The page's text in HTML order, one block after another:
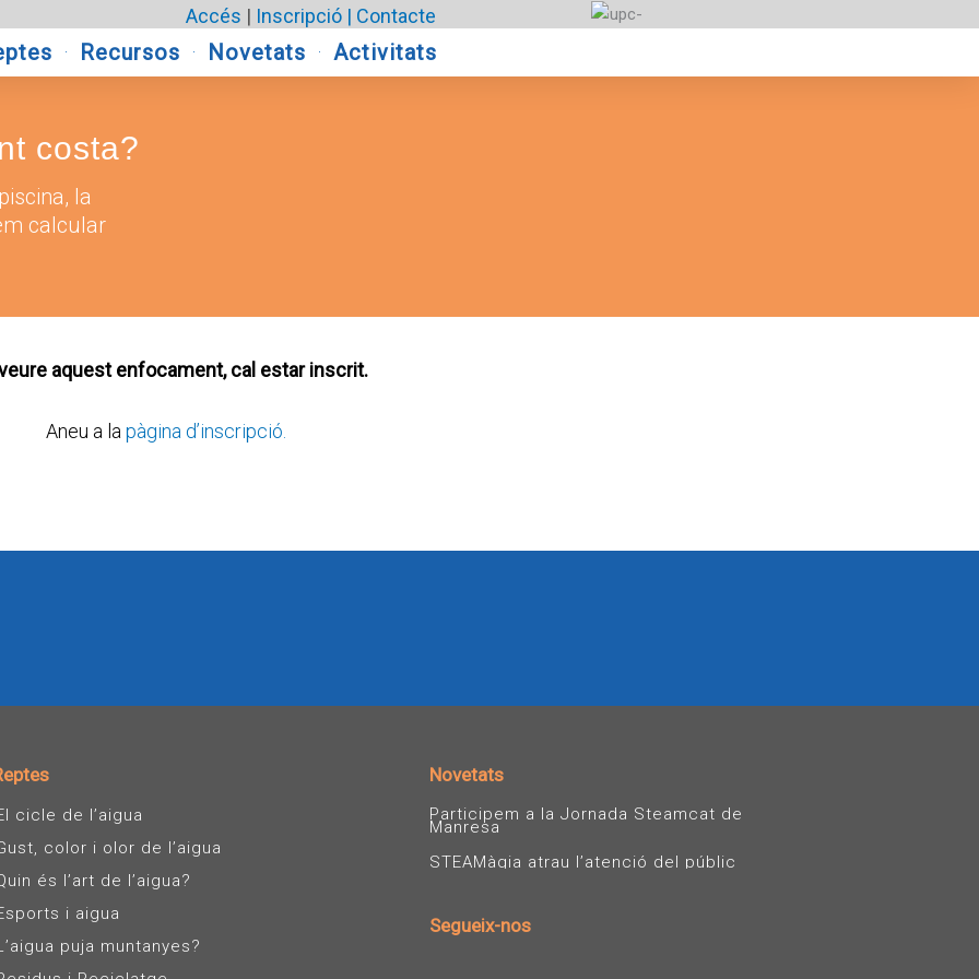
Accés | Inscripció | Contacte
Recursos Novetats Activitats
costa?
la
calcular
aquest enfocament, cal estar inscrit.
Aneu a la pàgina d’inscripció.
cicle de l’aigua
color i olor de l’aigua
és l’art de l’aigua?
i aigua
puja muntanyes?
Novetats
Participem a la Jornada Steamcat de
Manresa
STEAMàgia atrau l’atenció del públic
Segueix-nos